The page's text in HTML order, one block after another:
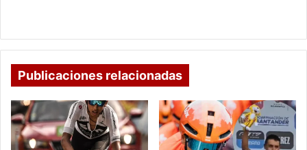
Publicaciones relacionadas